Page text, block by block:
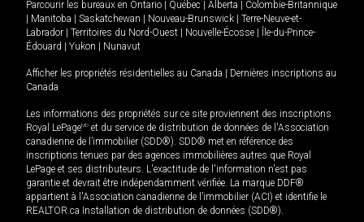
Parcourir les bureaux en Ontario Québec Alberta
Colombie-Britannique
Manitoba Saskatchewan Nouveau-Brunswick
Terre-Neuve-et-
Labrador
Territoires du Nord-Ouest Nouvelle-Écosse
Île-du-Prince-
Édouard
Yukon Nunavut
Afficher les propriétés résidentielles au Canada
Dernières inscriptions au
Canada
Les informations des propriétés sur ce site proviennent des inscriptions
Royal LePageMD et du service de distribution de données de l'Association
canadienne de l’immobilier (SDD®). SDD® met en référence des
inscriptions tenues par des agences immobilières autres que Royal
LePage et ses distributeurs. L'exactitude de l'information n'est pas
garantie et devrait être indépendamment vérifiée. La marque DDF®
appartient à l'Association canadienne de l’immobilier (ACI) et identifie le
REALTOR.ca Installation de distribution de données (SDD®).